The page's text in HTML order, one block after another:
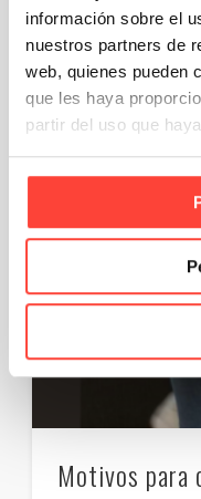
información sobre el
nuestros partners de
web, quienes pueden
que les haya
partir del uso que
Email
Motivos para